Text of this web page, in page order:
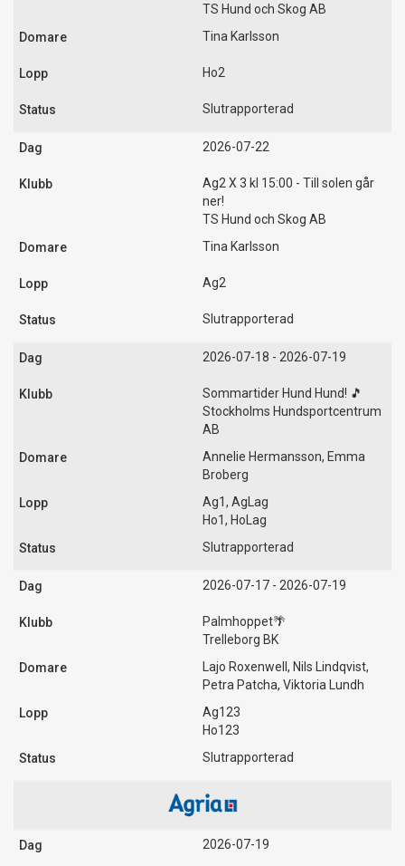
TS Hund och Skog AB
Tina Karlsson
Ho2
Slutrapporterad
2026-07-22
Ag2 X 3 kl 15:00 - Till solen går
ner!
TS Hund och Skog AB
Tina Karlsson
Ag2
Slutrapporterad
2026-07-18 - 2026-07-19
Sommartider Hund Hund! 🎵
Stockholms Hundsportcentrum
AB
Annelie Hermansson, Emma
Broberg
Ag1, AgLag
Ho1, HoLag
Slutrapporterad
2026-07-17 - 2026-07-19
Palmhoppet🌴
Trelleborg BK
Lajo Roxenwell, Nils Lindqvist,
Petra Patcha, Viktoria Lundh
Ag123
Ho123
Slutrapporterad
2026-07-19